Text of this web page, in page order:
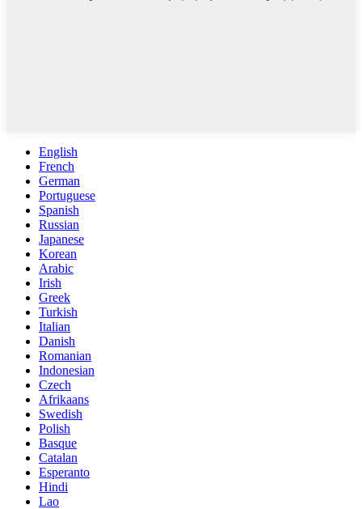
English
French
German
Portuguese
Spanish
Russian
Japanese
Korean
Arabic
Irish
Greek
Turkish
Italian
Danish
Romanian
Indonesian
Czech
Afrikaans
Swedish
Polish
Basque
Catalan
Esperanto
Hindi
Lao